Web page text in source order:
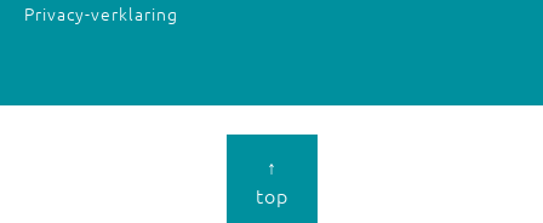
Privacy-verklaring
↑
top